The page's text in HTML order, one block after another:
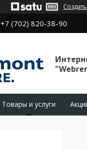
+7 (702) 820-38-90
Товары и услуги